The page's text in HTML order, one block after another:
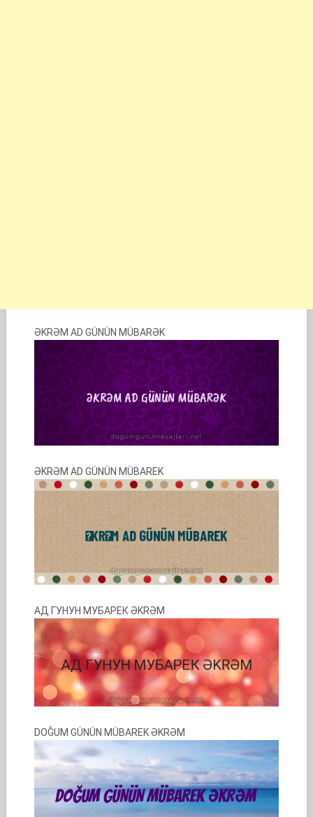
ƏKRƏM AD GÜNÜN MÜBARƏK
ƏKRƏM AD GÜNÜN MÜBAREK
АД ГУНУН МУБАРЕК ƏKRƏM
DOĞUM GÜNÜN MÜBAREK ƏKRƏM